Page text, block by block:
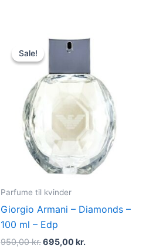
Sale!
Sale!
Parfume til kvinder
Giorgio Armani – Diamonds –
100 ml – Edp
950,00kr.
Original
was:
695,00kr.
Current
price
is:
695,00 kr..